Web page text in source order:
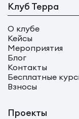
Клуб Терра
О клубе
Кейсы
Мероприятия
Блог
Контакты
Бесплатные
Взносы
Проекты